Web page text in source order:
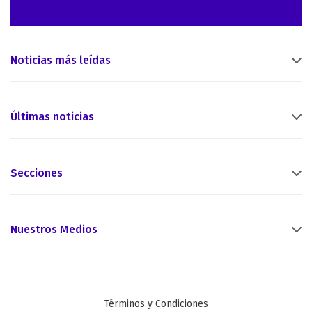
Noticias más leídas
Últimas noticias
Secciones
Nuestros Medios
Términos y Condiciones